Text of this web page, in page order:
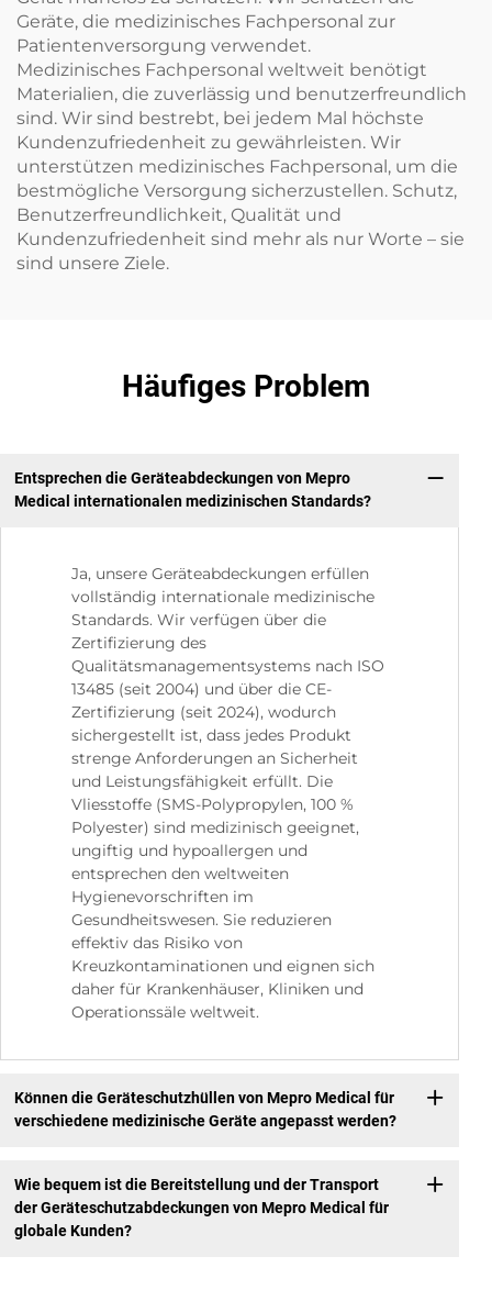
Geräte, die medizinisches Fachpersonal zur
Patientenversorgung verwendet.
Medizinisches Fachpersonal weltweit benötigt
Materialien, die zuverlässig und benutzerfreundlich
sind. Wir sind bestrebt, bei jedem Mal höchste
Kundenzufriedenheit zu gewährleisten. Wir
unterstützen medizinisches Fachpersonal, um die
bestmögliche Versorgung sicherzustellen. Schutz,
Benutzerfreundlichkeit, Qualität und
Kundenzufriedenheit sind mehr als nur Worte – sie
sind unsere Ziele.
Häufiges Problem
Entsprechen die Geräteabdeckungen von Mepro
Medical internationalen medizinischen Standards?
Ja, unsere Geräteabdeckungen erfüllen
vollständig internationale medizinische
Standards. Wir verfügen über die
Zertifizierung des
Qualitätsmanagementsystems nach ISO
13485 (seit 2004) und über die CE-
Zertifizierung (seit 2024), wodurch
sichergestellt ist, dass jedes Produkt
strenge Anforderungen an Sicherheit
und Leistungsfähigkeit erfüllt. Die
Vliesstoffe (SMS-Polypropylen, 100 %
Polyester) sind medizinisch geeignet,
ungiftig und hypoallergen und
entsprechen den weltweiten
Hygienevorschriften im
Gesundheitswesen. Sie reduzieren
effektiv das Risiko von
Kreuzkontaminationen und eignen sich
daher für Krankenhäuser, Kliniken und
Operationssäle weltweit.
Können die Geräteschutzhüllen von Mepro Medical für
verschiedene medizinische Geräte angepasst werden?
Wie bequem ist die Bereitstellung und der Transport
der Geräteschutzabdeckungen von Mepro Medical für
globale Kunden?